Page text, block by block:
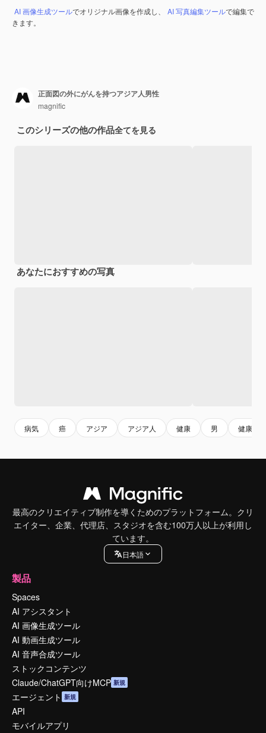
AI 画像生成ツールでオリジナル画像を作成し、 AI 写真編集ツールで編集で
きます。
正面図の外にがんを持つアジア人男性
magnific
このシリーズの他の作品全てを見る
あなたにおすすめの写真
病気 癌 アジア アジア人 健康 男 健康診断
最高のクリエイティブ制作を導くためのプラットフォーム。クリ
エイター、企業、代理店、スタジオを含む100万人以上が利用し
ています。
日本語
製品
Spaces
AI アシスタント
AI 画像生成ツール
AI 動画生成ツール
AI 音声合成ツール
ストックコンテンツ
Claude/ChatGPT向けMCP 新規
エージェント 新規
API
モバイルアプリ